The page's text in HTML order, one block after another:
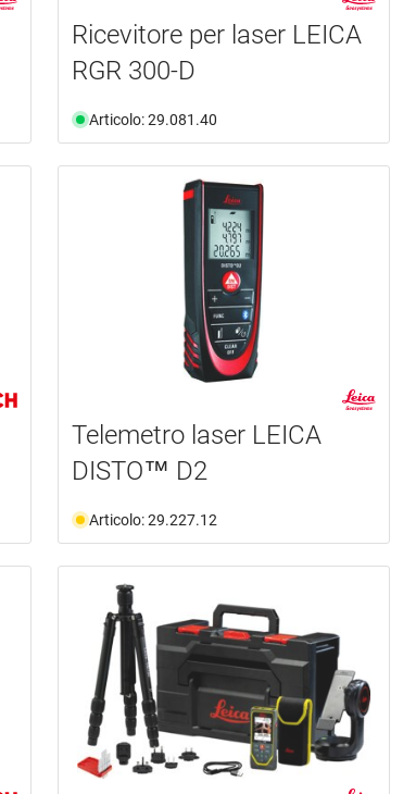
Ricevitore per laser LEICA
RGR 300-D
Articolo: 29.081.40
Telemetro laser LEICA
DISTO™ D2
Articolo: 29.227.12